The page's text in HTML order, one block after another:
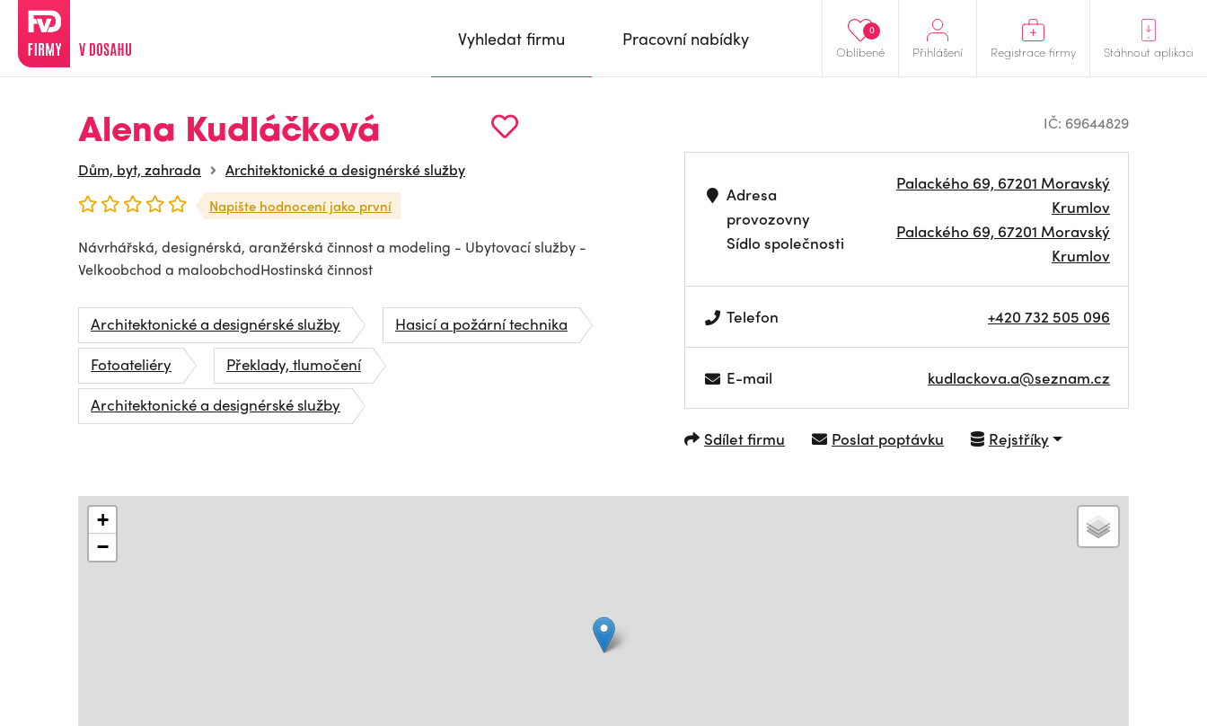
Oblíbené
0
Přihlášení Registrace firmy Stáhnout aplikaci
Vyhledat firmu Pracovní nabídky
Alena Kudláčková
Dům, byt, zahrada Architektonické a designérské služby
Napište hodnocení jako první
Návrhářská, designérská, aranžérská činnost a modeling - Ubytovací služby -
Velkoobchod a maloobchodHostinská činnost
Architektonické a designérské služby
Hasicí a požární technika
Fotoateliéry
Překlady, tlumočení
Architektonické a designérské služby
IČ: 69644829
Adresa
provozovny
Sídlo společnosti
Palackého 69, 67201 Moravský
Krumlov
Palackého 69, 67201 Moravský
Krumlov
Telefon +420 732 505 096
E-mail kudlackova.a@seznam.cz
Sdílet firmu Poslat poptávku Rejstříky
+
−